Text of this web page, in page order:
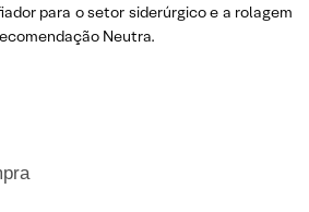
para o setor siderúrgico e a rolagem
Neutra.